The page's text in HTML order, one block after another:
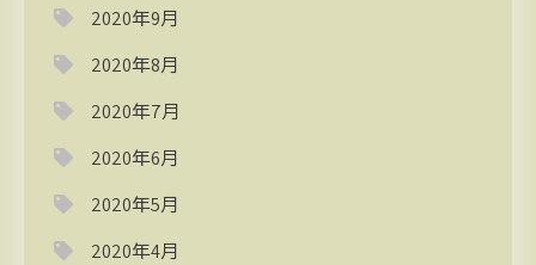
2020年9月
2020年8月
2020年7月
2020年6月
2020年5月
2020年4月